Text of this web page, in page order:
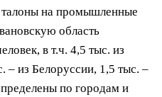
на промышленные
область
в т.ч. 4,5 тыс. из
из Белоруссии, 1,5 тыс. –
по городам и